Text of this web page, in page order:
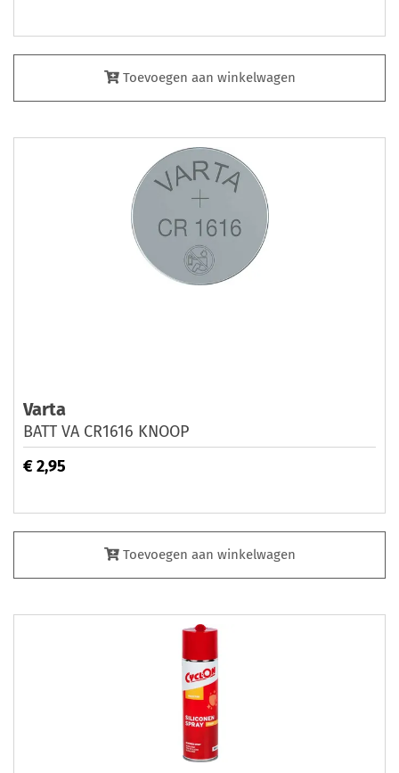
Toevoegen aan winkelwagen
Varta
BATT VA CR1616 KNOOP
€ 2,95
Toevoegen aan winkelwagen